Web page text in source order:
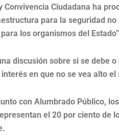
Convivencia Ciudadana ha
para la seguridad
los organismos del
discusión sobre si se debe
en que no se vea alto el
con Alumbrado Público,
el 20 por ciento de